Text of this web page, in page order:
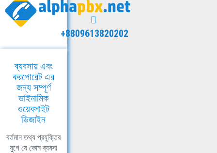
+8809613820202
ব্যবসায় এবং
করপোরেট এর
জন্য সম্পূর্ণ
ডাইনামিক
ওয়েবসাইট
ডিজাইন
বর্তমান তথ্য প্রযুক্তির
যুগে যে কোন ব্যবসা